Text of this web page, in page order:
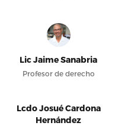
Lic Jaime Sanabria
Profesor de derecho
Lcdo Josué Cardona
Hernández